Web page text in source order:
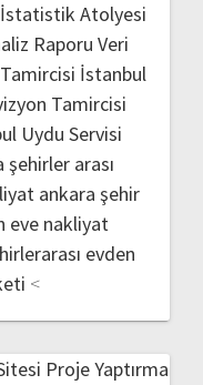
İstatistik Atolyesi
Raporu Veri
İstanbul
Tamircisi
Uydu Servisi
şehirler arası
ankara şehir
eve nakliyat
evden
<
Proje Yaptırma